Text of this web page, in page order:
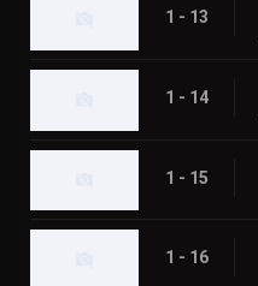
1 - 13
1 - 14
1 - 15
1 - 16